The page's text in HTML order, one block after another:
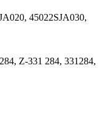
45022SJA030,
Z-331 284, 331284,